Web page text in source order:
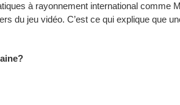
à rayonnement international comme
du jeu vidéo. C’est ce qui explique que